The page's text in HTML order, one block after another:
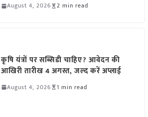
August 4, 2026 2 min read
कृषि यंत्रों पर सब्सिडी चाहिए? आवेदन की
आखिरी तारीख 4 अगस्त, जल्द करें अप्लाई
August 4, 2026 1 min read